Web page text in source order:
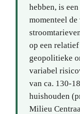
hebben, is
momenteel
op een
geopolitieke
variabel
van ca. 130-
huishouden
Milieu